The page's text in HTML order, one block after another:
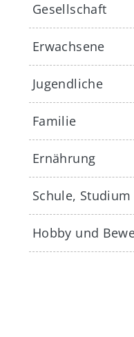
Gesellschaft
Erwachsene
Jugendliche
Familie
Ernährung
Schule,
Hobby und